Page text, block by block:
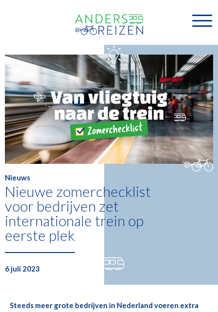
Nieuws
Nieuwe zomerchecklist
voor bedrijven zet
internationale trein op
eerste plek
6 juli 2023
Steeds meer grote bedrijven in Nederland voeren extra